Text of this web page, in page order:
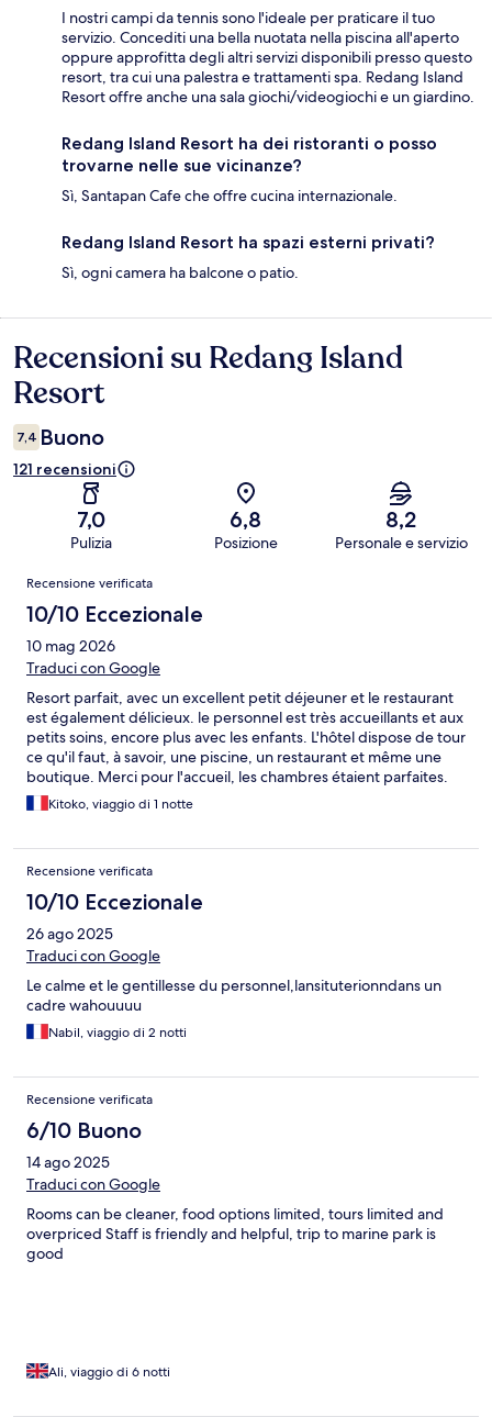
I nostri campi da tennis sono l'ideale per praticare il tuo
servizio. Concediti una bella nuotata nella piscina all'aperto
oppure approfitta degli altri servizi disponibili presso questo
resort, tra cui una palestra e trattamenti spa. Redang Island
Resort offre anche una sala giochi/videogiochi e un giardino.
Redang Island Resort ha dei ristoranti o posso
trovarne nelle sue vicinanze?
Sì, Santapan Cafe che offre cucina internazionale.
Redang Island Resort ha spazi esterni privati?
Sì, ogni camera ha balcone o patio.
Recensioni
Recensioni su Redang Island
Resort
7,4 Buono
121 recensioni
7,0
Pulizia
6,8
Posizione
8,2
Personale e servizio
Recensioni
Recensione verificata
10/10 Eccezionale
10 mag 2026
Traduci con Google
Resort parfait, avec un excellent petit déjeuner et le restaurant
est également délicieux. le personnel est très accueillants et aux
petits soins, encore plus avec les enfants. L'hôtel dispose de tour
ce qu'il faut, à savoir, une piscine, un restaurant et même une
boutique. Merci pour l'accueil, les chambres étaient parfaites.
Kitoko, viaggio di 1 notte
Recensione verificata
10/10 Eccezionale
26 ago 2025
Traduci con Google
Le calme et le gentillesse du personnel,lansituterionndans un
cadre wahouuuu
Nabil, viaggio di 2 notti
Recensione verificata
6/10 Buono
14 ago 2025
Traduci con Google
Rooms can be cleaner, food options limited, tours limited and
overpriced Staff is friendly and helpful, trip to marine park is
good
Ali, viaggio di 6 notti